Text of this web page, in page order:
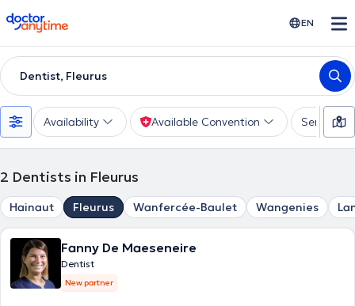
doctoranytime EN
Dentist, Fleurus
Availability Available Convention Services
2 Dentists in Fleurus
Hainaut Fleurus Wanfercée-Baulet Wangenies
Fanny De Maeseneire
Dentist
New partner